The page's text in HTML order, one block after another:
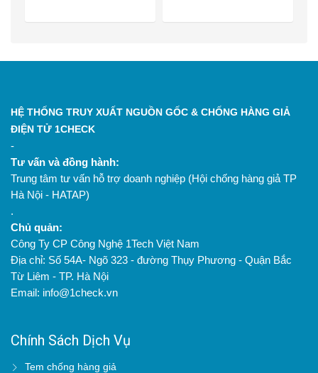
HỆ THỐNG TRUY XUẤT NGUỒN GỐC & CHỐNG HÀNG GIẢ
ĐIỆN TỬ 1CHECK
-
Tư vấn và đồng hành:
Trung tâm tư vấn hỗ trợ doanh nghiệp (Hội chống hàng giả TP
Hà Nội - HATAP)
.
Chủ quản:
Công Ty CP Công Nghệ 1Tech Việt Nam
Địa chỉ: Số 54A- Ngõ 323 - đường Thụy Phương - Quận Bắc
Từ Liêm - TP. Hà Nội
Email: info@1check.vn
Chính Sách Dịch Vụ
Tem chống hàng giả